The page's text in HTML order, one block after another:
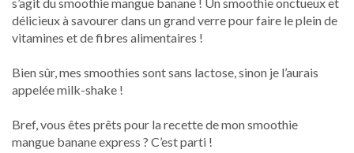
délicieux à savourer dans un grand verre pour faire le plein de
vitamines et de fibres alimentaires !
Bien sûr, mes smoothies sont sans lactose, sinon je l’aurais
appelée milk-shake !
Bref, vous êtes prêts pour la recette de mon smoothie
mangue banane express ? C’est parti !